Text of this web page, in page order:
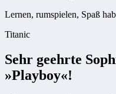
Lernen, rumspielen, Spaß
Titanic
Sehr geehrte
»Playboy«!